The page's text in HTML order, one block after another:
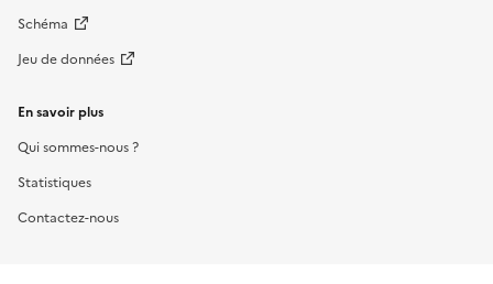
Schéma
Jeu de données
En savoir plus
Qui sommes-nous ?
Statistiques
Contactez-nous